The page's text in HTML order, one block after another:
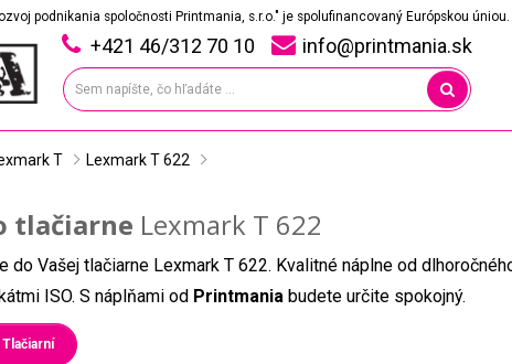
podnikania spoločnosti Printmania, s.r.o." je spolufinancovaný Európskou úniou.
+421 46/312 70 10 info@printmania.sk
T Lexmark T 622
tlačiarne Lexmark T 622
do Vašej tlačiarne Lexmark T 622. Kvalitné náplne od
ISO. S náplňami od Printmania budete určite spokojný.